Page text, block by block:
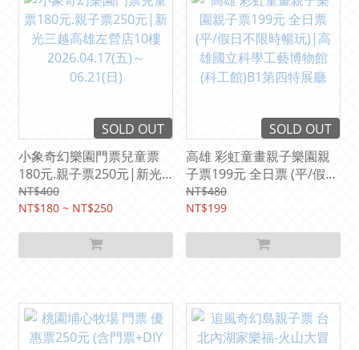
SOLD OUT
小象奇幻樂園門票兒童票
180元.親子票250元|新光
三越高雄左營店10樓
2026.04.17(五)～06.21(日)
NT$400
NT$180 ~ NT$250
SOLD OUT
高雄 彩虹童畫親子樂園親
子票199元 全日票 (平/假日
不限時暢玩)|高雄國立科學
工藝博物館(科工館)B1第四
NT$480
NT$199